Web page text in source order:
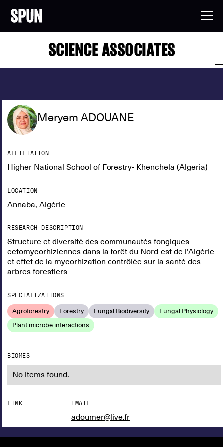
SCIENCE ASSOCIATES
Meryem ADOUANE
AFFILIATION
Higher National School of Forestry- Khenchela (Algeria)
LOCATION
Annaba, Algérie
RESEARCH DESCRIPTION
Structure et diversité des communautés fongiques
ectomycorhiziennes dans la forêt du Nord-est de l'Algérie
et effet de la mycorhization contrôlée sur la santé des
arbres forestiers
SPECIALIZATIONS
Agroforestry Forestry Fungal Biodiversity
Fungal Physiology
Plant microbe interactions
BIOMES
No items found.
LINK EMAIL
adoumer@live.fr